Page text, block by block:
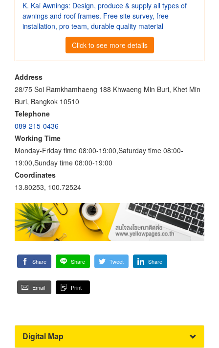
K. Kai Awnings: Design, produce & supply all types of
awnings and roof frames. Free site survey, free
installation, pro team, durable quality material
Click to see more details
Address
28/75 Soi Ramkhamhaeng 188 Khwaeng Min Buri, Khet Min
Buri, Bangkok 10510
Telephone
089-215-0436
Working Time
Monday-Friday time 08:00-19:00,Saturday time 08:00-
19:00,Sunday time 08:00-19:00
Coordinates
13.80253, 100.72524
Share Share Tweet Share
Email Print
Digital Map